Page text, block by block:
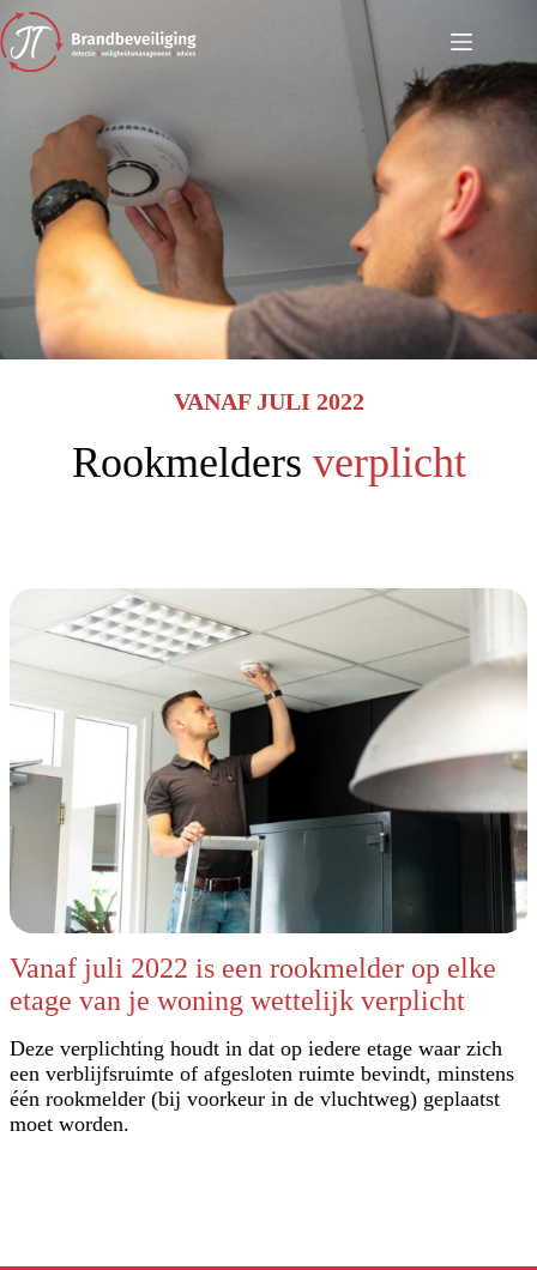
Ga
naar
de
inhoud
VANAF JULI 2022
Rookmelders verplicht
Vanaf juli 2022 is een rookmelder op elke
etage van je woning wettelijk verplicht
Deze verplichting houdt in dat op iedere etage waar zich
een verblijfsruimte of afgesloten ruimte bevindt, minstens
één rookmelder (bij voorkeur in de vluchtweg) geplaatst
moet worden.